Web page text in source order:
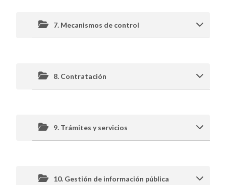
7. Mecanismos de control
8. Contratación
9. Trámites y servicios
10. Gestión de información pública